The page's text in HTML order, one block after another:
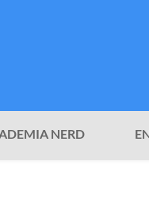
NERD